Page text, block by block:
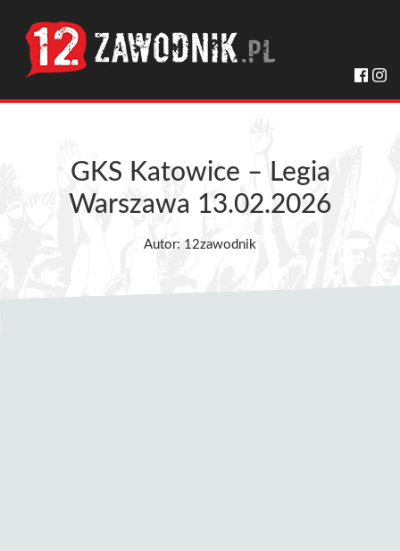
GKS Katowice – Legia
Warszawa 13.02.2026
Autor: 12zawodnik